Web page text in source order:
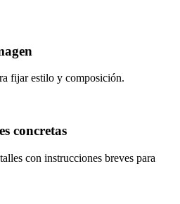
fijar estilo y composición.
concretas
con instrucciones breves para